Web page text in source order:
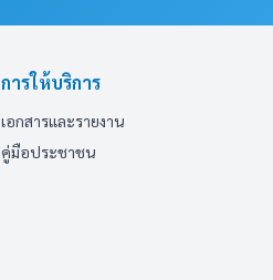
การให้บริการ
เอกสารและรายงาน
คู่มือประชาชน